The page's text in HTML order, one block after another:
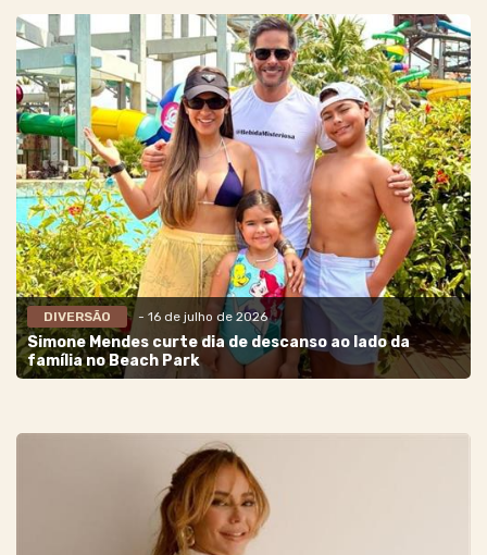
DIVERSÃO - 16 de julho de 2026
Simone Mendes curte dia de descanso ao lado da
família no Beach Park